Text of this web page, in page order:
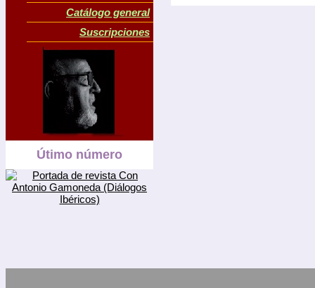
Catálogo general
Suscripciones
Útimo número